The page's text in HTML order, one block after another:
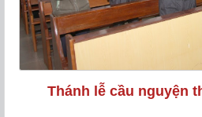
Thánh lễ cầu nguyện